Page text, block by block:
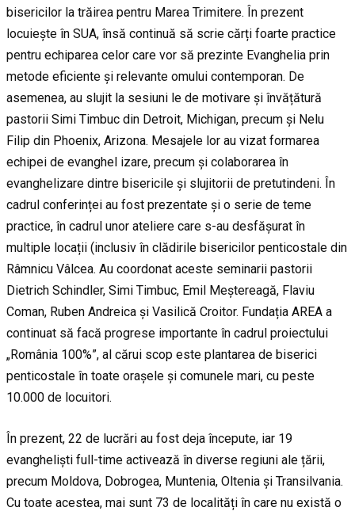
bisericilor la trăirea pentru Marea Trimitere. În prezent
locuiește în SUA, însă continuă să scrie cărți foarte practice
pentru echiparea celor care vor să prezinte Evanghelia prin
metode eficiente și relevante omului contemporan. De
asemenea, au slujit la sesiuni le de motivare și învățătură
pastorii Simi Timbuc din Detroit, Michigan, precum și Nelu
Filip din Phoenix, Arizona. Mesajele lor au vizat formarea
echipei de evanghel izare, precum și colaborarea în
evanghelizare dintre bisericile și slujitorii de pretutindeni. În
cadrul conferinței au fost prezentate și o serie de teme
practice, în cadrul unor ateliere care s-au desfășurat în
multiple locații (inclusiv în clădirile bisericilor penticostale din
Râmnicu Vâlcea. Au coordonat aceste seminarii pastorii
Dietrich Schindler, Simi Timbuc, Emil Meștereagă, Flaviu
Coman, Ruben Andreica și Vasilică Croitor. Fundația AREA a
continuat să facă progrese importante în cadrul proiectului
„România 100%”, al cărui scop este plantarea de biserici
penticostale în toate orașele și comunele mari, cu peste
10.000 de locuitori.
În prezent, 22 de lucrări au fost deja începute, iar 19
evangheliști full-time activează în diverse regiuni ale țării,
precum Moldova, Dobrogea, Muntenia, Oltenia și Transilvania.
Cu toate acestea, mai sunt 73 de localități în care nu există o